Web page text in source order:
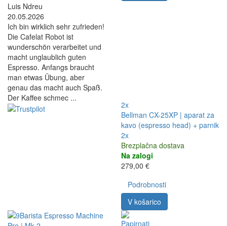
Luis Ndreu
20.05.2026
Ich bin wirklich sehr zufrieden!
Die Cafelat Robot ist
wunderschön verarbeitet und
macht unglaublich guten
Espresso. Anfangs braucht
man etwas Übung, aber
genau das macht auch Spaß.
Der Kaffee schmec ...
2x
Bellman CX-25XP | aparat za
kavo (espresso head) + parnik
2x
Brezplačna dostava
Na zalogi
279,00 €
Podrobnosti
V košarico